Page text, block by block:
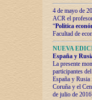
4 de mayo de
ACR el
“Política
Facultad de
NUEVA
España y
La presente
participantes
España y
Coruña y el
de julio de